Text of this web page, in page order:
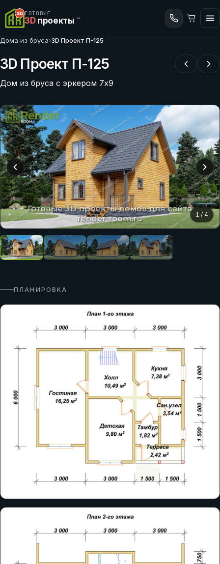
ГОТОВЫЕ
3Dпроекты
Дома из бруса›3D Проект П-125
3D Проект П-125
Дом из бруса с эркером 7х9
1 / 4
ПЛАНИРОВКА